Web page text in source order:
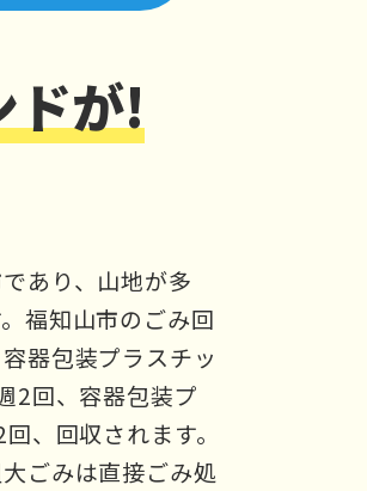
ドが!
あり、山地が多
福知山市のごみ回
器包装プラスチッ
2回、容器包装プ
、回収されます。
ごみは直接ごみ処